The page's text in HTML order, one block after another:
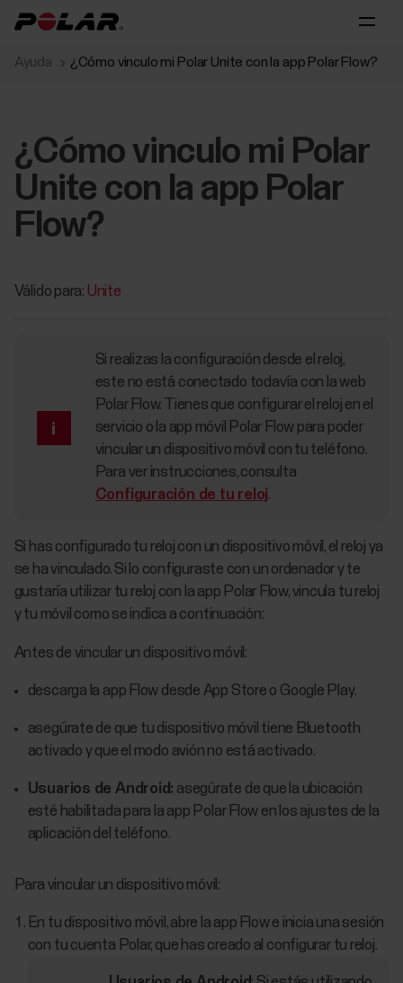
Ayuda ¿Cómo vinculo mi Polar Unite con la app Polar Flow?
¿Cómo vinculo mi Polar
Unite con la app Polar
Flow?
Válido para: Unite
Si realizas la configuración desde el reloj,
este no está conectado todavía con la web
Polar Flow. Tienes que configurar el reloj en el
servicio o la app móvil Polar Flow para poder
vincular un dispositivo móvil con tu teléfono.
Para ver instrucciones, consulta
Configuración de tu reloj.
Si has configurado tu reloj con un dispositivo móvil, el reloj ya
se ha vinculado. Si lo configuraste con un ordenador y te
gustaría utilizar tu reloj con la app Polar Flow, vincula tu reloj
y tu móvil como se indica a continuación:
Antes de vincular un dispositivo móvil:
descarga la app Flow desde App Store o Google Play.
asegúrate de que tu dispositivo móvil tiene Bluetooth
activado y que el modo avión no está activado.
Usuarios de Android: asegúrate de que la ubicación
esté habilitada para la app Polar Flow en los ajustes de la
aplicación del teléfono.
Para vincular un dispositivo móvil:
En tu dispositivo móvil, abre la app Flow e inicia una sesión
con tu cuenta Polar, que has creado al configurar tu reloj.